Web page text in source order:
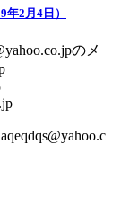
2月4日）
のメ